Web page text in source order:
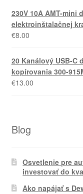
230V 10A AMT-mini
elektroinštalačnej
€8.00
20 Kanálový USB-C
kopírovania 300-
€13.00
Blog
Osvetlenie pre
investovať do
Ako napájať s